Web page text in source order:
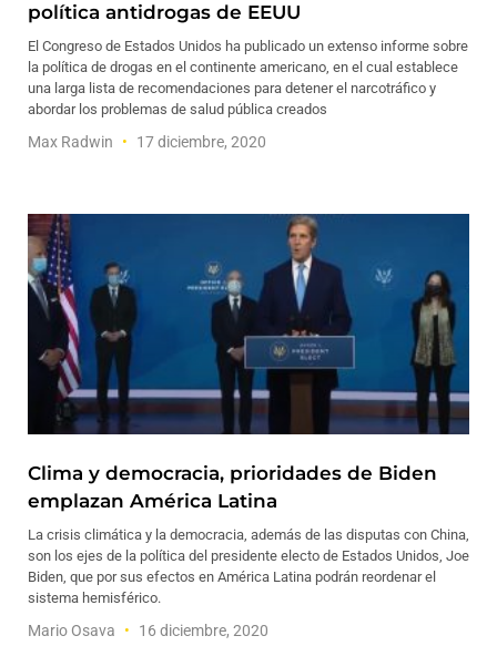
política antidrogas de EEUU
El Congreso de Estados Unidos ha publicado un extenso informe sobre
la política de drogas en el continente americano, en el cual establece
una larga lista de recomendaciones para detener el narcotráfico y
abordar los problemas de salud pública creados
Max Radwin 17 diciembre, 2020
Clima y democracia, prioridades de Biden
emplazan América Latina
La crisis climática y la democracia, además de las disputas con China,
son los ejes de la política del presidente electo de Estados Unidos, Joe
Biden, que por sus efectos en América Latina podrán reordenar el
sistema hemisférico.
Mario Osava 16 diciembre, 2020